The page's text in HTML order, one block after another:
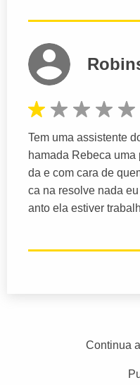
Tem uma assistente
hamada Rebeca
da e com cara de
ca na resolve nada
anto ela estiver
Continua